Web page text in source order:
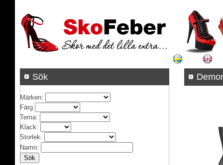
Sök
Märken:
Färg
Tema:
Klack:
Storlek:
Namn: